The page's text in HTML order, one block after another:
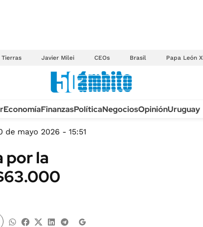
Tierras Javier Milei CEOs Brasil Papa León
TECNOLOGÍA
MÉXICO
MUNDO
INFORMACIÓN GENERAL
EconomíaFinanzasPolíticaNegociosOpiniónUruguay
de mayo 2026 - 15:51
por la